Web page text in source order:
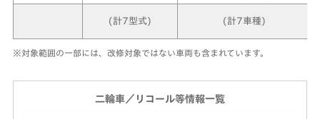
(計7型式) (計7車種)
※対象範囲の一部には、改修対象ではない車両も含まれています。
二輪車／リコール等情報一覧